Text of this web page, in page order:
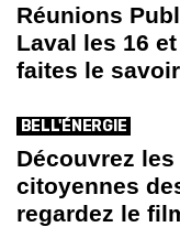
Réunions
Laval les 16
faites le savoir
BELL'ÉNERGIE
Découvrez
citoyennes
regardez le